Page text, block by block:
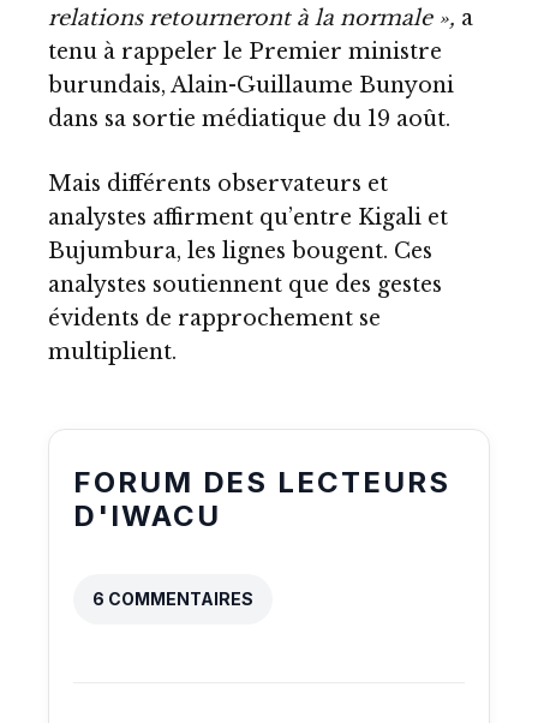
relations retourneront à la normale », a
tenu à rappeler le Premier ministre
burundais, Alain-Guillaume Bunyoni
dans sa sortie médiatique du 19 août.
Mais différents observateurs et
analystes affirment qu’entre Kigali et
Bujumbura, les lignes bougent. Ces
analystes soutiennent que des gestes
évidents de rapprochement se
multiplient.
FORUM DES LECTEURS
D'IWACU
6 COMMENTAIRES